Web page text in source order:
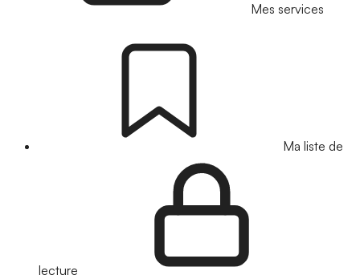
Mes services
Ma liste de
lecture